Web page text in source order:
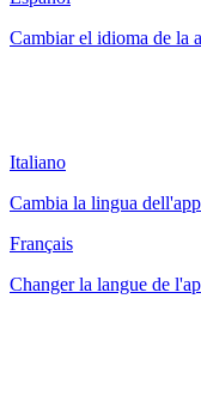
Cambiar el idioma de la
Italiano
Cambia la lingua
Français
Changer la langue de